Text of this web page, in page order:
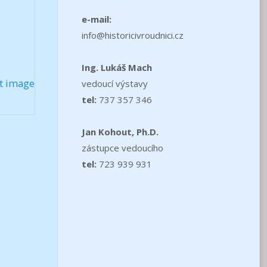
image
e-mail:
info@historicivroudnici.cz
Ing. Lukáš Mach
vedoucí výstavy
tel:737 357 346
Jan Kohout, Ph.D.
zástupce vedoucího
tel:723 939 931